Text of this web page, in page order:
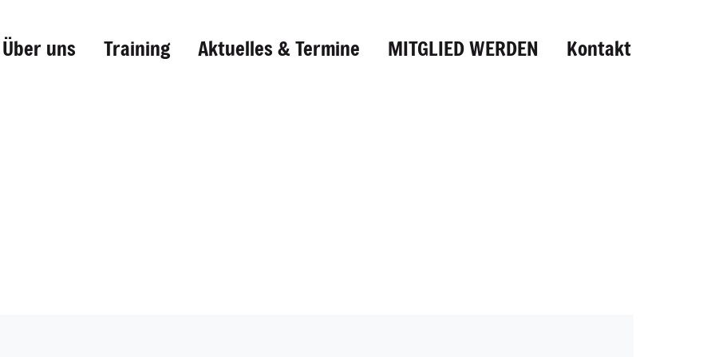
Über uns Training Aktuelles & Termine MITGLIED WERDEN Kontakt